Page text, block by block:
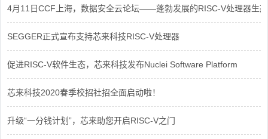
4月11日CCF上海，数据安全云论坛——蓬勃发展的RISC-V处理器生态
SEGGER正式宣布支持芯来科技RISC-V处理器
促进RISC-V软件生态，芯来科技发布Nuclei Software Platform
芯来科技2020春季校招社招全面启动啦！
升级“一分钱计划”，芯来助您开启RISC-V之门